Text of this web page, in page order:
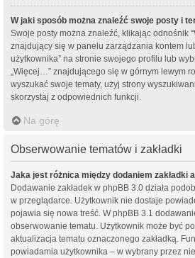
W jaki sposób można znaleźć swoje posty i
Swoje posty można znaleźć, klikając odnośnik
znajdujący się w panelu zarządzania kontem
użytkownika” na stronie swojego profilu lub
„Więcej…” znajdującego się w górnym lewym
wyszukać swoje tematy, użyj strony
skorzystaj z odpowiednich funkcji.
Na górę
Obserwowanie tematów i zakładki
Jaka jest różnica między dodaniem zakładki
Dodawanie zakładek w phpBB 3.0 działa
w przeglądarce. Użytkownik nie dostaje
pojawia się nowa treść. W phpBB 3.1
obserwowanie tematu. Użytkownik może być
aktualizacja tematu oznaczonego zakładką.
powiadamia użytkownika – w wybrany przez